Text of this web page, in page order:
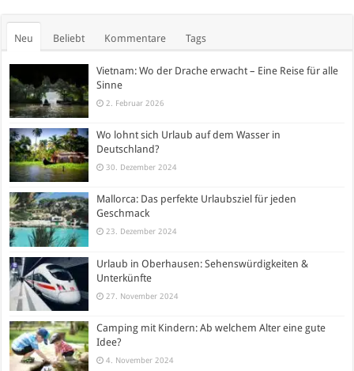
Neu Beliebt Kommentare Tags
Vietnam: Wo der Drache erwacht – Eine Reise für alle
Sinne
2. Februar 2026
Wo lohnt sich Urlaub auf dem Wasser in
Deutschland?
30. Dezember 2024
Mallorca: Das perfekte Urlaubsziel für jeden
Geschmack
23. Dezember 2024
Urlaub in Oberhausen: Sehenswürdigkeiten &
Unterkünfte
27. November 2024
Camping mit Kindern: Ab welchem Alter eine gute
Idee?
4. November 2024